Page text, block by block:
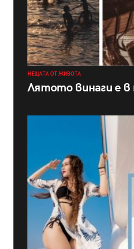
НЕЩАТА ОТ ЖИВОТА
Лятото винаги е в